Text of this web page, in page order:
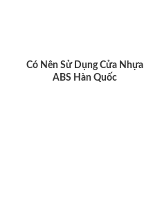
Có Nên Sử Dụng Cửa Nhựa
ABS Hàn Quốc